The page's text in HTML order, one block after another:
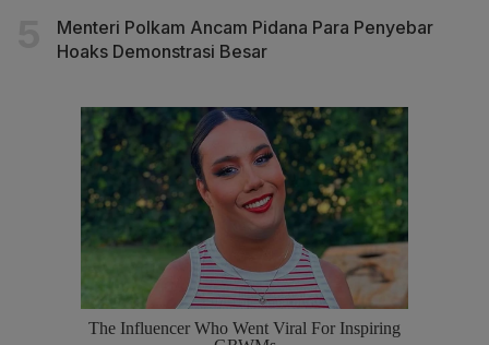
Menteri Polkam Ancam Pidana Para Penyebar
Hoaks Demonstrasi Besar